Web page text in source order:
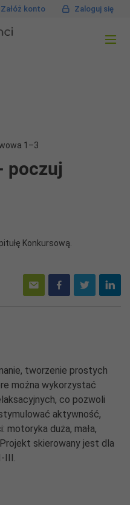
Załóż konto Zaloguj się
1–3
poczuj
Konkursową.
tworzenie prostych
można wykorzystać
co pozwoli
aktywność,
motoryka duża, mała,
skierowany jest dla
III.